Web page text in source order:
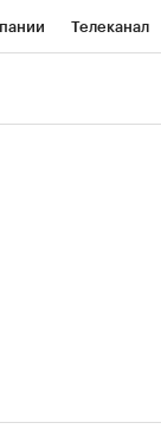
Телеканал